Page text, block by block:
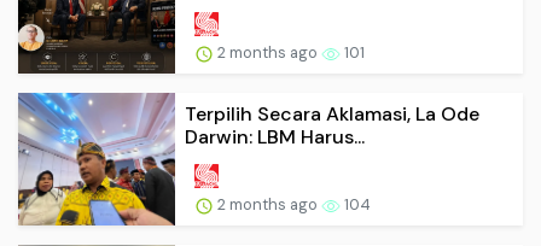
2 months ago 101
Terpilih Secara Aklamasi, La Ode
Darwin: LBM Harus...
2 months ago 104